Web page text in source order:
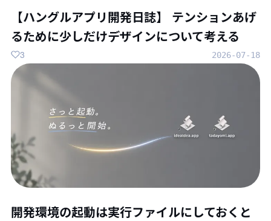
【ハングルアプリ開発日誌】 テンションあげ
るために少しだけデザインについて考える
2026-07-18
3
開発環境の起動は実行ファイルにしておくと